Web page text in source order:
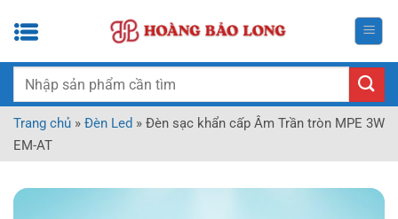
qua
dung
Tìm
Trang chủ » Đèn Led » Đèn sạc khẩn cấp Âm Trần tròn MPE 3W
EM-AT